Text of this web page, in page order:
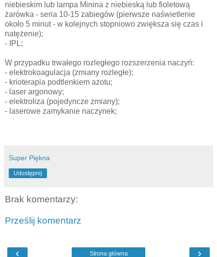
niebieskim lub lampa Minina z niebieską lub fioletową
żarówka - seria 10-15 zabiegów (pierwsze naświetlenie
około 5 minut - w kolejnych stopniowo zwiększa się czas i
natężenie);
- IPL;
W przypadku trwałego rozległego rozszerzenia naczyń:
- elektrokoagulacja (zmiany rozległe);
- krioterapia podtlenkiem azotu;
- laser argonowy;
- elektroliza (pojedyncze zmiany);
- laserowe zamykanie naczynek;
Super Piękna
Udostępnij
Brak komentarzy:
Prześlij komentarz
‹ ›
Strona główna